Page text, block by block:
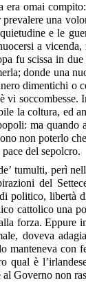
era omai
una
e le
a
fu scissa in
donde una
dimentichi o
soccombesse.
la coltura, ed
ma
non poterlo
del sepolcro.
tumulti, perì
del
politico, libertà
cattolico una
forza. Eppure
doveva
manteneva con
qual è
Governo non